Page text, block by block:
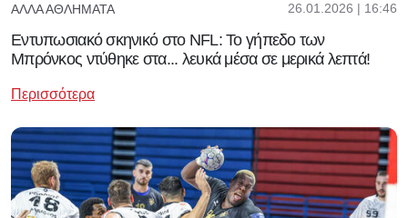
ΆΛΛΑ ΑΘΛΉΜΑΤΑ 26.01.2026 | 16:46
Εντυπωσιακό σκηνικό στο NFL: Το γήπεδο των
Μπρόνκος ντύθηκε στα... λευκά μέσα σε μερικά λεπτά!
Περισσότερα